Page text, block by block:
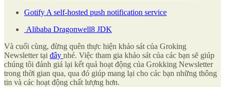
Gotify A self-hosted push notification service
Alibaba Dragonwell8 JDK
Và cuối cùng, đừng quên thực hiện khảo sát của Groking
Newsletter tại đây nhé. Việc tham gia khảo sát của các bạn sẽ giúp
chúng tôi đánh giá lại kết quả hoạt động của Grokking Newsletter
trong thời gian qua, qua đó giúp mang lại cho các bạn những thông
tin và các hoạt động chất lượng hơn.